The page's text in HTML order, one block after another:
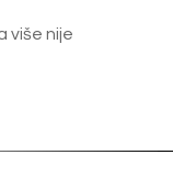
više nije